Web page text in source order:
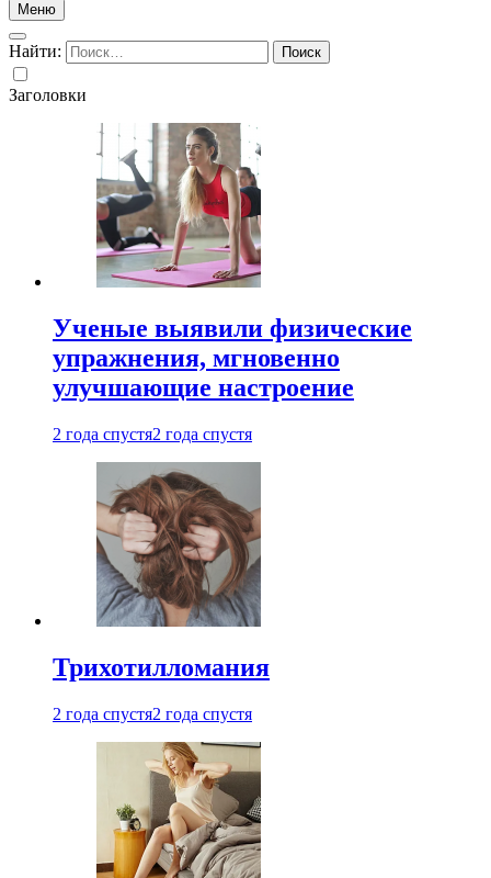
Меню
Найти:
Заголовки
Ученые выявили физические
упражнения, мгновенно
улучшающие настроение
2 года спустя2 года спустя
Трихотилломания
2 года спустя2 года спустя